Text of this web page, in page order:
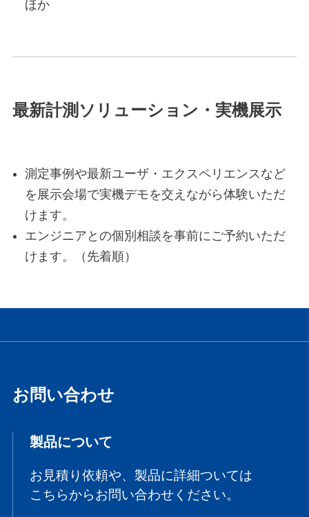
ほか
最新計測ソリューション・実機展示
測定事例や最新ユーザ・エクスペリエンスなど
を展示会場で実機デモを交えながら体験いただ
けます。
エンジニアとの個別相談を事前にご予約いただ
けます。（先着順）
お問い合わせ
製品について
お見積り依頼や、製品に詳細ついては
こちらからお問い合わせください。